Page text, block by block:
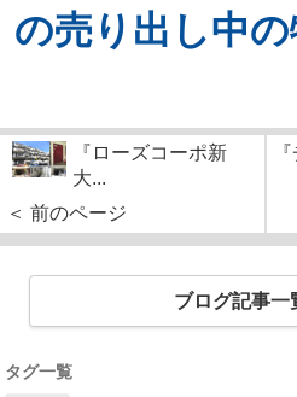
の売り出し中
『ローズコーポ新
大...
＜ 前のページ
ブログ記事一
タグ一覧